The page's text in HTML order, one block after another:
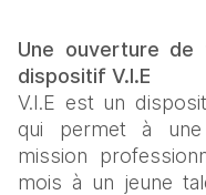
Une ouverture de
dispositif V.I.E
V.I.E est un
qui permet à
mission
mois à un jeune